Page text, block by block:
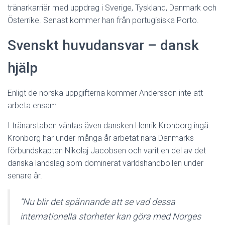
tränarkarriär med uppdrag i Sverige, Tyskland, Danmark och
Österrike. Senast kommer han från portugisiska Porto.
Svenskt huvudansvar – dansk
hjälp
Enligt de norska uppgifterna kommer Andersson inte att
arbeta ensam.
I tränarstaben väntas även dansken Henrik Kronborg ingå.
Kronborg har under många år arbetat nära Danmarks
förbundskapten Nikolaj Jacobsen och varit en del av det
danska landslag som dominerat världshandbollen under
senare år.
”Nu blir det spännande att se vad dessa
internationella storheter kan göra med Norges